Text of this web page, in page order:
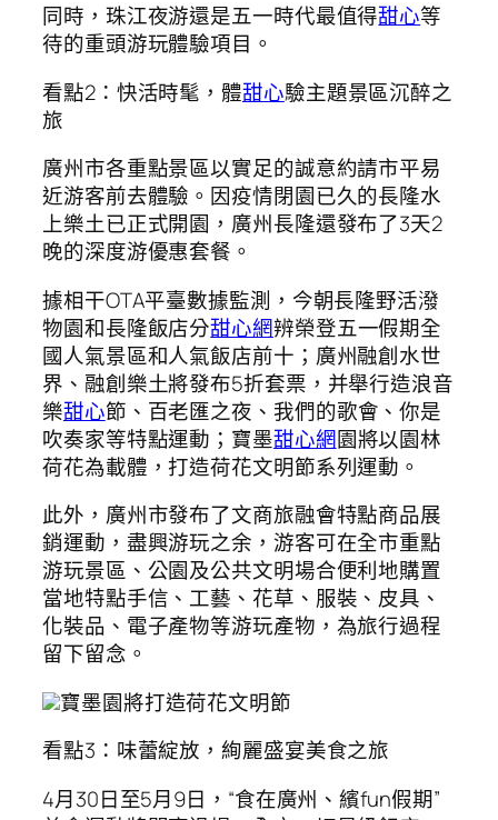
同時，珠江夜游還是五一時代最值得甜心等
待的重頭游玩體驗項目。
看點2：快活時髦，體甜心驗主題景區沉醉之
旅
廣州市各重點景區以實足的誠意約請市平易
近游客前去體驗。因疫情閉園已久的長隆水
上樂土已正式開園，廣州長隆還發布了3天2
晚的深度游優惠套餐。
據相干OTA平臺數據監測，今朝長隆野活潑
物園和長隆飯店分甜心網辨榮登五一假期全
國人氣景區和人氣飯店前十；廣州融創水世
界、融創樂土將發布5折套票，并舉行造浪音
樂甜心節、百老匯之夜、我們的歌會、你是
吹奏家等特點運動；寶墨甜心網園將以園林
荷花為載體，打造荷花文明節系列運動。
此外，廣州市發布了文商旅融會特點商品展
銷運動，盡興游玩之余，游客可在全市重點
游玩景區、公園及公共文明場合便利地購置
當地特點手信、工藝、花草、服裝、皮具、
化裝品、電子產物等游玩產物，為旅行過程
留下留念。
寶墨園將打造荷花文明節
看點3：味蕾綻放，絢麗盛宴美食之旅
4月30日至5月9日，“食在廣州、繽fun假期”